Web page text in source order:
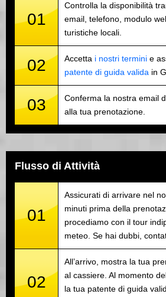
01
Controlla la disponibilità
email, telefono, modulo
turistiche locali.
02 Accetta i nostri termini e
patente di guida valida in
03
Conferma la nostra email
alla tua prenotazione.
Flusso di Attività
01
Assicurati di arrivare nel
minuti prima della
procediamo con il tour
meteo. Se hai dubbi,
02
All’arrivo, mostra la tua
al cassiere. Al momento
la tua patente di guida